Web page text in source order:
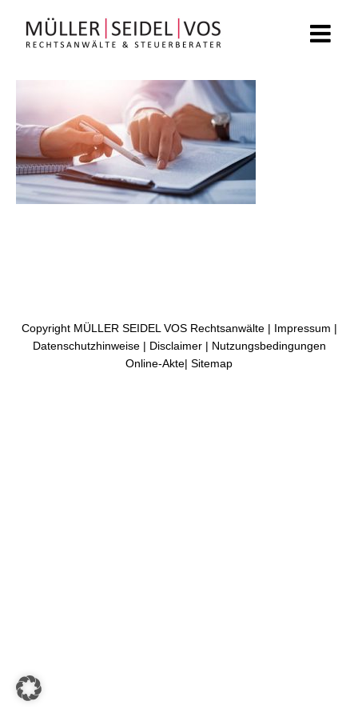
springen
Copyright MÜLLER SEIDEL VOS Rechtsanwälte | Impressum |
Datenschutzhinweise| Disclaimer| Nutzungsbedingungen
Online-Akte| Sitemap